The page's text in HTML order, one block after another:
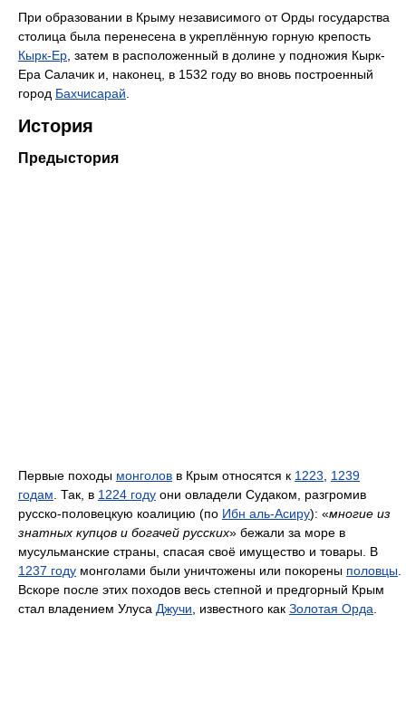
При образовании в Крыму независимого от Орды государства
столица была перенесена в укреплённую горную крепость
Кырк-Ер , затем в расположенный в долине у подножия Кырк-
Ера Салачик и, наконец, в 1532 году во вновь построенный
город Бахчисарай
История
Предыстория
Первые походы монголов в Крым относятся к 1223
1239
годам . Так, в 1224 году они овладели Судаком, разгромив
русско-половецкую коалицию (по Ибн аль-Асиру): «многие из
знатных купцов и богачей русских» бежали за море в
мусульманские страны, спасая своё имущество и товары. В
1237 году монголами были уничтожены или покорены половцы
Вскоре после этих походов весь степной и предгорный Крым
стал владением Улуса Джучи , известного как Золотая Орда